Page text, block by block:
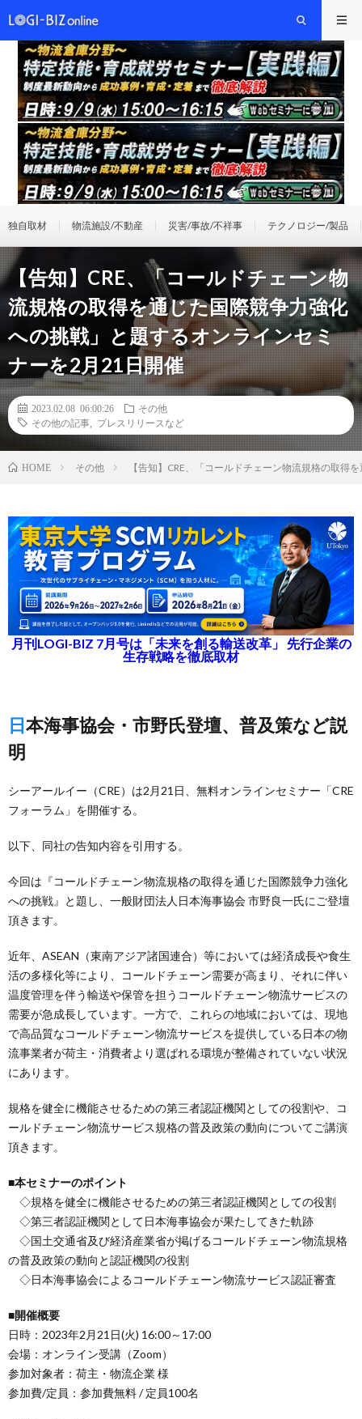
独自取材 物流施設/不動産 災害/事故/不祥事 テクノロジー/製品
【告知】CRE、「コールドチェーン物
流規格の取得を通じた国際競争力強化
への挑戦」と題するオンラインセミ
ナーを2月21日開催
2023.02.08 06:00:26
その他
その他の記事
プレスリリースなど
HOME その他 【告知】CRE、「コールドチェーン物流規格の取
月刊LOGI-BIZ 7月号は「未来を創る輸送改革」 先行企業の
生存戦略を徹底取材
日本海事協会・市野氏登壇、普及策など説
明
シーアールイー（CRE）は2月21日、無料オンラインセミナー「CRE
フォーラム」を開催する。
以下、同社の告知内容を引用する。
今回は『コールドチェーン物流規格の取得を通じた国際競争力強化
への挑戦』と題し、一般財団法人日本海事協会 市野良一氏にご登壇
頂きます。
近年、ASEAN（東南アジア諸国連合）等においては経済成長や食生
活の多様化等により、コールドチェーン需要が高まり、それに伴い
温度管理を伴う輸送や保管を担うコールドチェーン物流サービスの
需要が急成長しています。一方で、これらの地域においては、現地
で高品質なコールドチェーン物流サービスを提供している日本の物
流事業者が荷主・消費者より選ばれる環境が整備されていない状況
にあります。
規格を健全に機能させるための第三者認証機関としての役割や、コ
ールドチェーン物流サービス規格の普及政策の動向についてご講演
頂きます。
■本セミナーのポイント
◇規格を健全に機能させるための第三者認証機関としての役割
◇第三者認証機関として日本海事協会が果たしてきた軌跡
◇国土交通省及び経済産業省が掲げるコールドチェーン物流規格
の普及政策の動向と認証機関の役割
◇日本海事協会によるコールドチェーン物流サービス認証審査
■開催概要
日時：2023年2月21日(火) 16:00～17:00
会場：オンライン受講（Zoom）
参加対象者：荷主・物流企業 様
参加費/定員：参加費無料 / 定員100名